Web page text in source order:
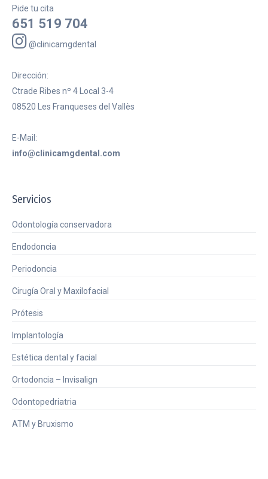
Pide tu cita
651 519 704
@clinicamgdental
Dirección:
Ctrade Ribes nº 4 Local 3-4
08520 Les Franqueses del Vallès
E-Mail:
info@clinicamgdental.com
Servicios
Odontología conservadora
Endodoncia
Periodoncia
Cirugía Oral y Maxilofacial
Prótesis
Implantología
Estética dental y facial
Ortodoncia – Invisalign
Odontopedriatria
ATM y Bruxismo